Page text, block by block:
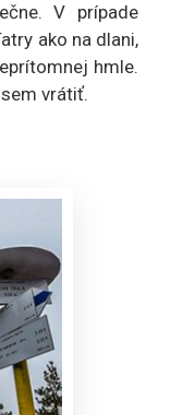
V prípade
ako na dlani,
hmle.
vrátiť.